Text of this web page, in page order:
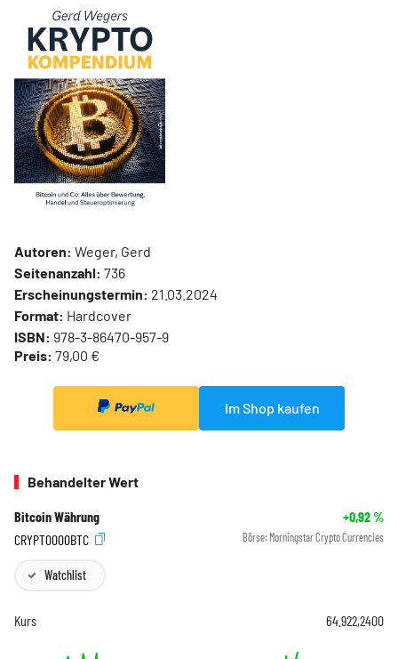
Autoren: Weger, Gerd
Seitenanzahl: 736
Erscheinungstermin: 21.03.2024
Format: Hardcover
ISBN: 978-3-86470-957-9
Preis: 79,00 €
Im Shop kaufen
Behandelter Wert
Bitcoin Währung +0,92%
CRYPT0000BTC
Börse: Morningstar Crypto Currencies
Watchlist
Kurs 64.922,2400